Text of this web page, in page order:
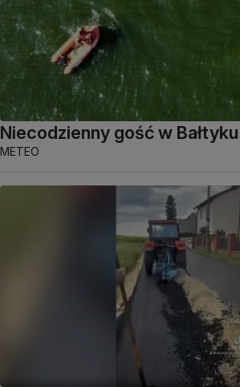
Niecodzienny gość w Bałtyku
METEO